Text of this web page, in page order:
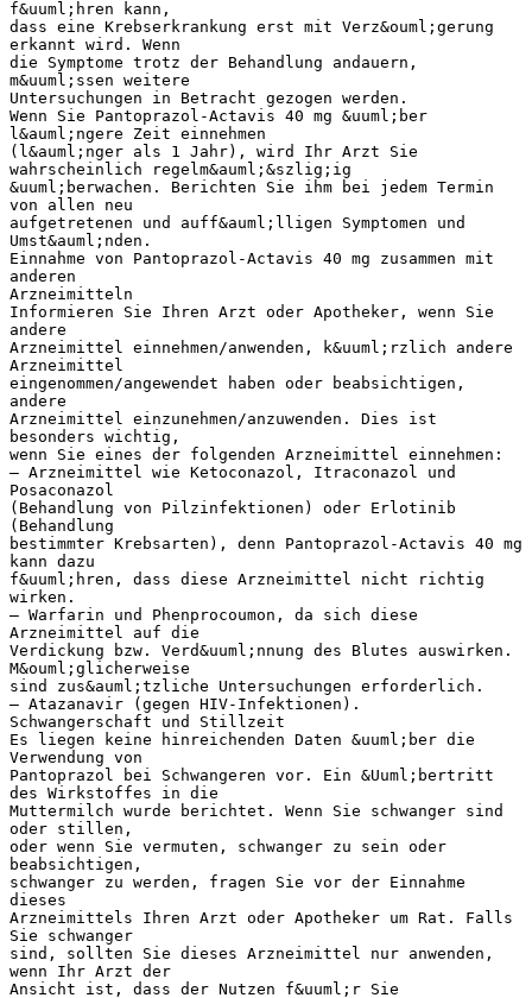
f&uuml;hren kann,
dass eine Krebserkrankung erst mit Verz&ouml;gerung
erkannt wird. Wenn
die Symptome trotz der Behandlung andauern,
m&uuml;ssen weitere
Untersuchungen in Betracht gezogen werden.
Wenn Sie Pantoprazol-Actavis 40 mg &uuml;ber
l&auml;ngere Zeit einnehmen
(l&auml;nger als 1 Jahr), wird Ihr Arzt Sie
wahrscheinlich regelm&auml;&szlig;ig
&uuml;berwachen. Berichten Sie ihm bei jedem Termin
von allen neu
aufgetretenen und auff&auml;lligen Symptomen und
Umst&auml;nden.
Einnahme von Pantoprazol-Actavis 40 mg zusammen mit
anderen
Arzneimitteln
Informieren Sie Ihren Arzt oder Apotheker, wenn Sie
andere
Arzneimittel einnehmen/anwenden, k&uuml;rzlich andere
Arzneimittel
eingenommen/angewendet haben oder beabsichtigen,
andere
Arzneimittel einzunehmen/anzuwenden. Dies ist
besonders wichtig,
wenn Sie eines der folgenden Arzneimittel einnehmen:
– Arzneimittel wie Ketoconazol, Itraconazol und
Posaconazol
(Behandlung von Pilzinfektionen) oder Erlotinib
(Behandlung
bestimmter Krebsarten), denn Pantoprazol-Actavis 40 mg
kann dazu
f&uuml;hren, dass diese Arzneimittel nicht richtig
wirken.
– Warfarin und Phenprocoumon, da sich diese
Arzneimittel auf die
Verdickung bzw. Verd&uuml;nnung des Blutes auswirken.
M&ouml;glicherweise
sind zus&auml;tzliche Untersuchungen erforderlich.
– Atazanavir (gegen HIV-Infektionen).
Schwangerschaft und Stillzeit
Es liegen keine hinreichenden Daten &uuml;ber die
Verwendung von
Pantoprazol bei Schwangeren vor. Ein &Uuml;bertritt
des Wirkstoffes in die
Muttermilch wurde berichtet. Wenn Sie schwanger sind
oder stillen,
oder wenn Sie vermuten, schwanger zu sein oder
beabsichtigen,
schwanger zu werden, fragen Sie vor der Einnahme
dieses
Arzneimittels Ihren Arzt oder Apotheker um Rat. Falls
Sie schwanger
sind, sollten Sie dieses Arzneimittel nur anwenden,
wenn Ihr Arzt der
Ansicht ist, dass der Nutzen f&uuml;r Sie